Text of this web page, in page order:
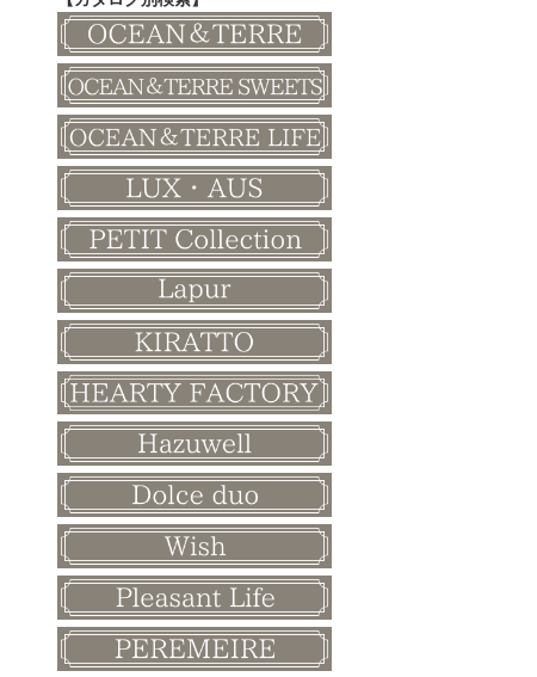
その他
和風ボード
その他
クリスマス
バレンタイン
ホワイトデー
母の日
父の日
敬老の日